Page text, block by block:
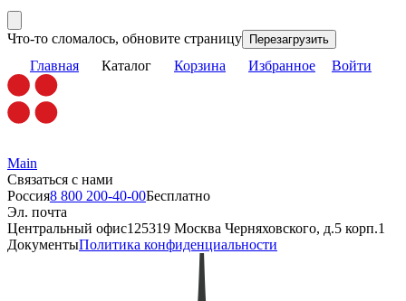
Что-то сломалось, обновите страницу Перезагрузить
Главная Каталог Корзина Избранное Войти
Main
Связаться с нами
Россия8 800 200-40-00Бесплатно
Эл. почта
Центральный офис125319 Москва Черняховского, д.5 корп.1
ДокументыПолитика конфиденциальности